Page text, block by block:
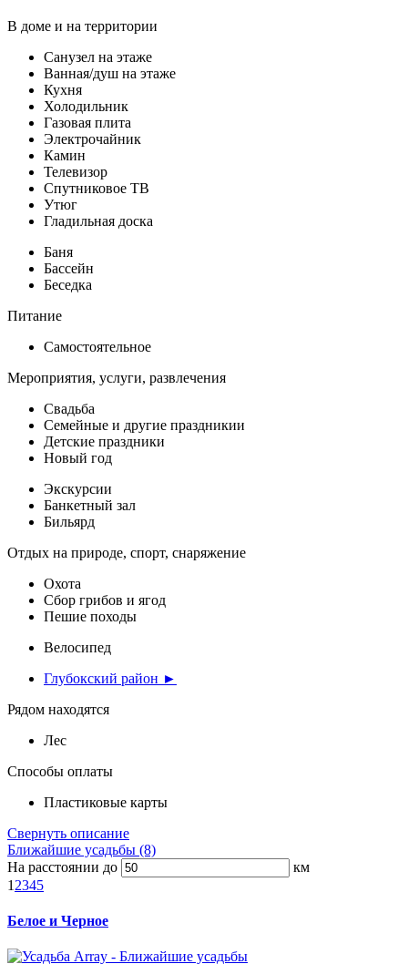
В доме и на территории
Санузел на этаже
Ванная/душ на этаже
Кухня
Холодильник
Газовая плита
Электрочайник
Камин
Телевизор
Спутниковое ТВ
Утюг
Гладильная доска
Баня
Бассейн
Беседка
Питание
Самостоятельное
Мероприятия, услуги, развлечения
Свадьба
Семейные и другие праздникии
Детские праздники
Новый год
Экскурсии
Банкетный зал
Бильярд
Отдых на природе, спорт, снаряжение
Охота
Сбор грибов и ягод
Пешие походы
Велосипед
Глубокский район ►
Рядом находятся
Лес
Способы оплаты
Пластиковые карты
Свернуть описание
Ближайшие усадьбы (8)
На расстоянии до
км
1 2345
Белое и Черное